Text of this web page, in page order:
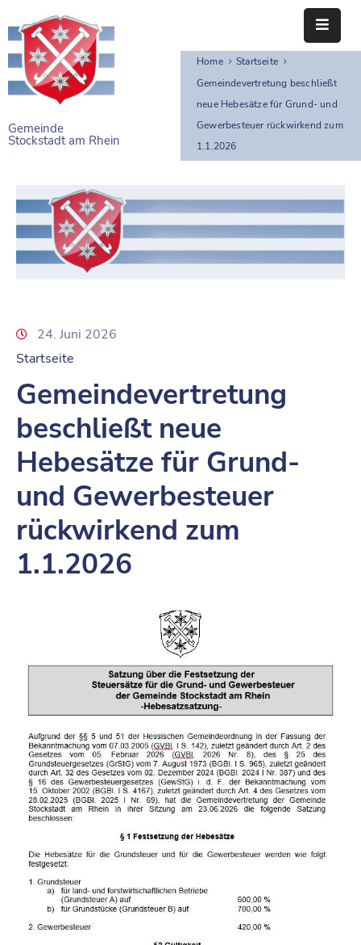
Gemeinde
Stockstadt am Rhein
STARTSEITE
RATHAUS
BÜRGERSERVICE
NAHERHOLUNG
FREIZEITEINRICHTUNGEN
Home
Startseite
Gemeindevertretung beschließt
neue Hebesätze für Grund- und
Gewerbesteuer rückwirkend zum
1.1.2026
24. Juni 2026
Startseite
Gemeindevertretung
beschließt neue
Hebesätze für Grund-
und Gewerbesteuer
rückwirkend zum
1.1.2026